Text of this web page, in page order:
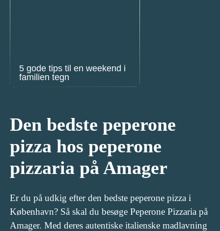
5 gode tips til en weekend i
familien tegn
Den bedste peperone
pizza hos peperone
pizzaria på Amager
Er du på udkig efter den bedste peperone pizza i
København? Så skal du besøge Peperone Pizzaria på
Amager. Med deres autentiske italienske madlavning